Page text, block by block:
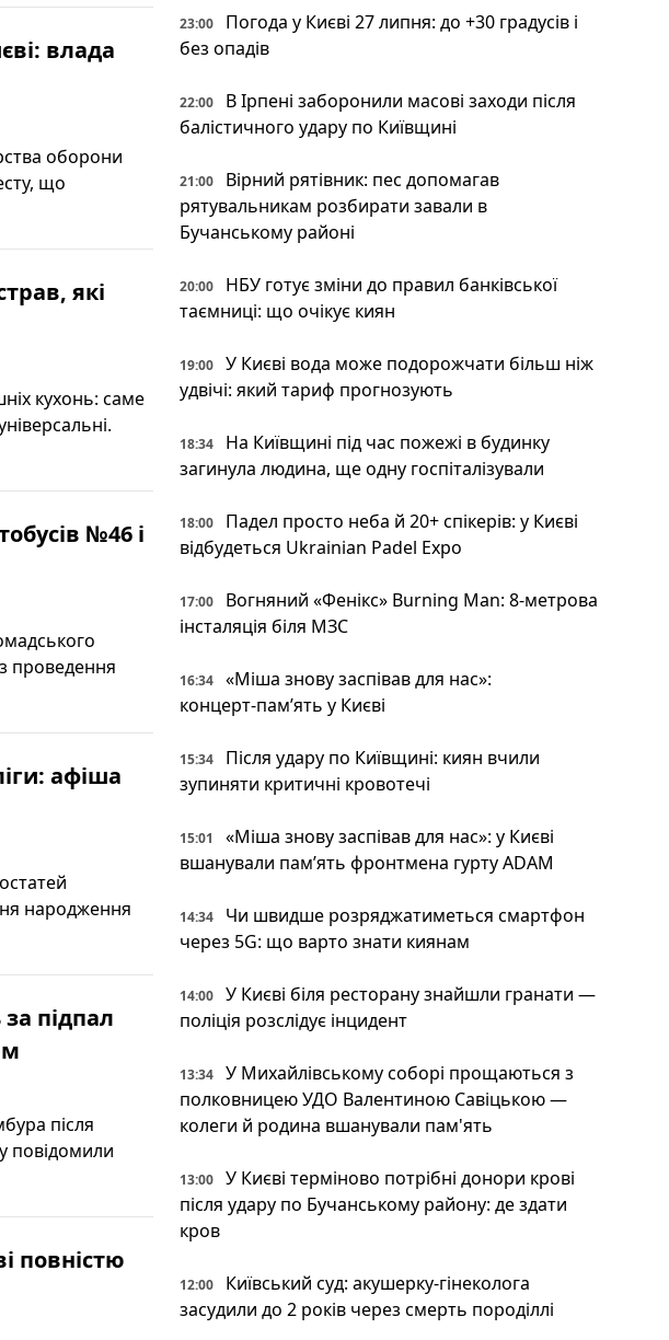
влада
оборони
що
які
кухонь: саме
№46 і
проведення
афіша
народження
підпал
після
повідомили
повністю
23:00
Погода у Києві 27 липня: до +30 градусів і
без опадів
22:00
В Ірпені заборонили масові заходи після
балістичного удару по Київщині
21:00
Вірний рятівник: пес допомагав
рятувальникам розбирати завали в
Бучанському районі
20:00
НБУ готує зміни до правил банківської
таємниці: що очікує киян
19:00
У Києві вода може подорожчати більш ніж
удвічі: який тариф прогнозують
18:34
На Київщині під час пожежі в будинку
загинула людина, ще одну госпіталізували
18:00
Падел просто неба й 20+ спікерів: у Києві
відбудеться Ukrainian Padel Expo
17:00
Вогняний «Фенікс» Burning Man: 8-метрова
інсталяція біля МЗС
16:34
«Міша знову заспівав для нас»:
концерт‑пам’ять у Києві
15:34
Після удару по Київщині: киян вчили
зупиняти критичні кровотечі
15:01
«Міша знову заспівав для нас»: у Києві
вшанували пам’ять фронтмена гурту ADAM
14:34
Чи швидше розряджатиметься смартфон
через 5G: що варто знати киянам
14:00
У Києві біля ресторану знайшли гранати —
поліція розслідує інцидент
13:34
У Михайлівському соборі прощаються з
полковницею УДО Валентиною Савіцькою —
колеги й родина вшанували пам'ять
13:00
У Києві терміново потрібні донори крові
після удару по Бучанському району: де здати
кров
12:00
Київський суд: акушерку-гінеколога
засудили до 2 років через смерть породіллі